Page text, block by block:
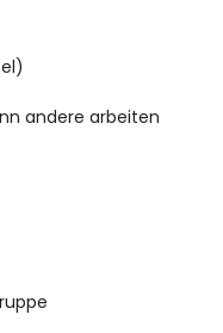
andere arbeiten